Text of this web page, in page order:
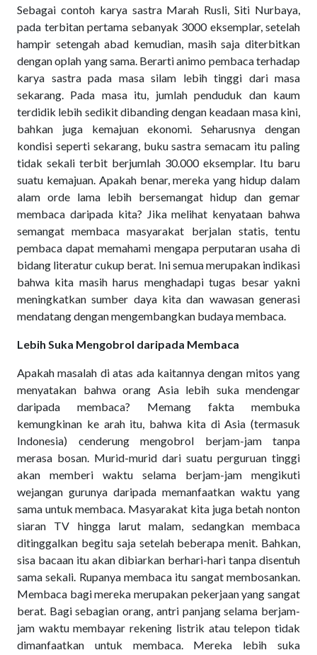
Sebagai contoh karya sastra Marah Rusli, Siti Nurbaya,
pada terbitan pertama sebanyak 3000 eksemplar, setelah
hampir setengah abad kemudian, masih saja diterbitkan
dengan oplah yang sama. Berarti animo pembaca terhadap
karya sastra pada masa silam lebih tinggi dari masa
sekarang. Pada masa itu, jumlah penduduk dan kaum
terdidik lebih sedikit dibanding dengan keadaan masa kini,
bahkan juga kemajuan ekonomi. Seharusnya dengan
kondisi seperti sekarang, buku sastra semacam itu paling
tidak sekali terbit berjumlah 30.000 eksemplar. Itu baru
suatu kemajuan. Apakah benar, mereka yang hidup dalam
alam orde lama lebih bersemangat hidup dan gemar
membaca daripada kita? Jika melihat kenyataan bahwa
semangat membaca masyarakat berjalan statis, tentu
pembaca dapat memahami mengapa perputaran usaha di
bidang literatur cukup berat. Ini semua merupakan indikasi
bahwa kita masih harus menghadapi tugas besar yakni
meningkatkan sumber daya kita dan wawasan generasi
mendatang dengan mengembangkan budaya membaca.
Lebih Suka Mengobrol daripada Membaca
Apakah masalah di atas ada kaitannya dengan mitos yang
menyatakan bahwa orang Asia lebih suka mendengar
daripada membaca? Memang fakta membuka
kemungkinan ke arah itu, bahwa kita di Asia (termasuk
Indonesia) cenderung mengobrol berjam-jam tanpa
merasa bosan. Murid-murid dari suatu perguruan tinggi
akan memberi waktu selama berjam-jam mengikuti
wejangan gurunya daripada memanfaatkan waktu yang
sama untuk membaca. Masyarakat kita juga betah nonton
siaran TV hingga larut malam, sedangkan membaca
ditinggalkan begitu saja setelah beberapa menit. Bahkan,
sisa bacaan itu akan dibiarkan berhari-hari tanpa disentuh
sama sekali. Rupanya membaca itu sangat membosankan.
Membaca bagi mereka merupakan pekerjaan yang sangat
berat. Bagi sebagian orang, antri panjang selama berjam-
jam waktu membayar rekening listrik atau telepon tidak
dimanfaatkan untuk membaca. Mereka lebih suka